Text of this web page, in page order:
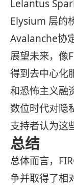
Lelantus
Elysium 层的
Avalanche协
展望未来，像
得到去中心化
和恐怖主义融
数位时代对隐
支持者认为这
总结
总体而言，
争并取得了相